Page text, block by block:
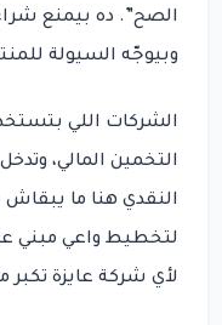
الصح”. ده بيمنع
وبيوجّه السيولة
التخمين المالي،
النقدي هنا ما
لتخطيط واعي مبني
لأي شركة عايزة تكبر